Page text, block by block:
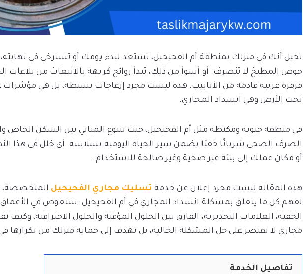
تخيل أنك في منزلك بمنطقة أم الفحيحيل، تستعد لبدء يومك أو تسترخي في نهايته،
حوض المطبخ لا تنصرف. أو أسوأ من ذلك، تبدأ روائح كريهة بالانبعاث من بلاعات
قرقرة غريبة قادمة من الأنابيب. هذه ليست مجرد إزعاجات بسيطة، بل هي
تحت الأرض وهي انسداد المجاري.
في منطقة حيوية ومكتظة مثل أم الفحيحيل، حيث تتنوع المباني بين السكن الخاص
الصرف الصحي شريانًا خفيًا يضمن سير الحياة اليومية بسلاسة. أي خلل في هذا
أو مكان عملك إلى بيئة غير صحية وغير صالحة للاستخدام.
هذه المقالة ليست مجرد إعلان عن خدمة تسليك مجاري الفحيحيل المتخصصة،
لفهم كل ما يتعلق بمشكلة انسداد المجاري في أم الفحيحيل. سنغوص في
الخفية، العلامات التحذيرية، الفارق بين الحلول المؤقتة والحلول الاحترافية،
مجاري لا تقتصر على حل المشكلة الحالية، بل تهدف إلى حماية منزلك من تكرارها
تفاصيل الخدمة